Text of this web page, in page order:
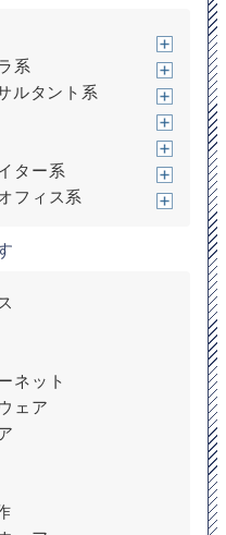
系
ルタント系
ター系
フィス系
ネット
ェア